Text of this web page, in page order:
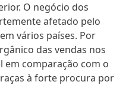
O negócio dos
afetado pelo
vários países. Por
das vendas nos
em comparação com o
à forte procura por